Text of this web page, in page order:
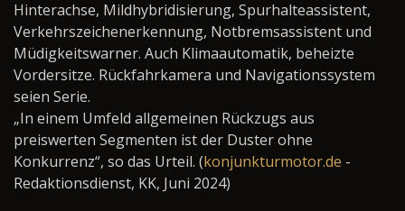
Hinterachse, Mildhybridisierung, Spurhalteassistent,
Verkehrszeichenerkennung, Notbremsassistent und
Müdigkeitswarner. Auch Klimaautomatik, beheizte
Vordersitze. Rückfahrkamera und Navigationssystem
seien Serie.
„In einem Umfeld allgemeinen Rückzugs aus
preiswerten Segmenten ist der Duster ohne
Konkurrenz“, so das Urteil. (konjunkturmotor.de -
Redaktionsdienst, KK, Juni 2024)